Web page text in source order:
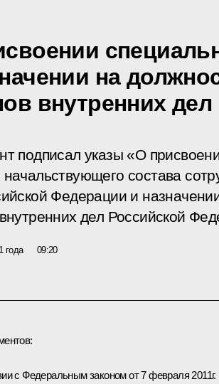
на
внутренних дел
подписал указы «О
состава
Федерации и
дел Российской
года 09:20
с Федеральным законом от 7 февраля 2011г.